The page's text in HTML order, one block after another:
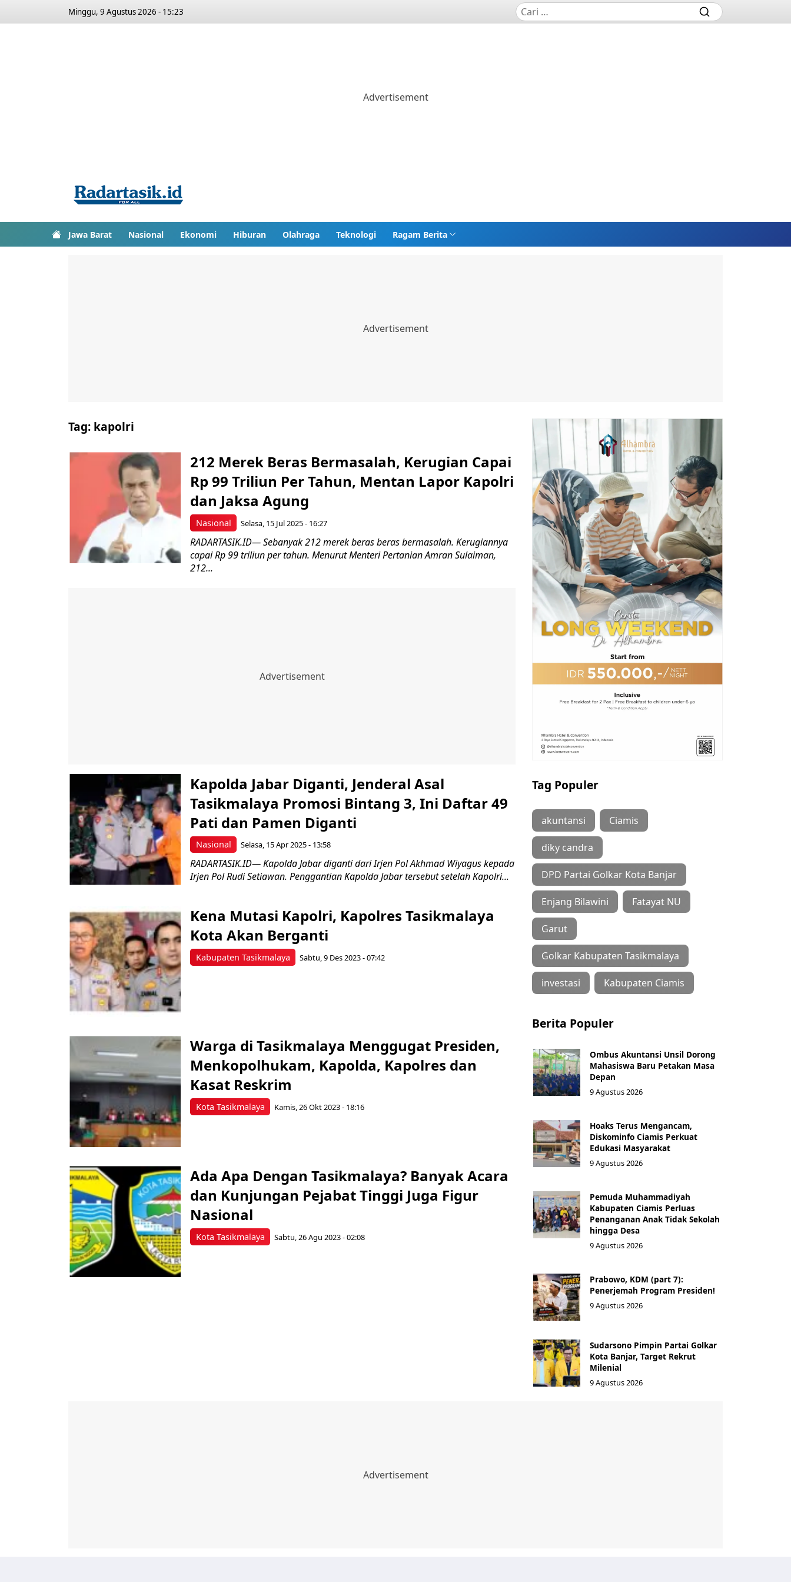
Minggu, 9 Agustus 2026 - 15:23
Jawa Barat Nasional Ekonomi Hiburan Olahraga Teknologi Ragam Berita
Tag: kapolri
Nasional
212 Merek Beras Bermasalah, Kerugian Capai
Rp 99 Triliun Per Tahun, Mentan Lapor Kapolri
dan Jaksa Agung
Selasa, 15 Jul 2025 - 16:27
RADARTASIK.ID— Sebanyak 212 merek beras beras bermasalah. Kerugiannya
capai Rp 99 triliun per tahun. Menurut Menteri Pertanian Amran Sulaiman,
212...
Nasional
Kapolda Jabar Diganti, Jenderal Asal
Tasikmalaya Promosi Bintang 3, Ini Daftar 49
Pati dan Pamen Diganti
Selasa, 15 Apr 2025 - 13:58
RADARTASIK.ID— Kapolda Jabar diganti dari Irjen Pol Akhmad Wiyagus kepada
Irjen Pol Rudi Setiawan. Penggantian Kapolda Jabar tersebut setelah Kapolri...
Kabupaten Tasikmalaya
Kena Mutasi Kapolri, Kapolres Tasikmalaya
Kota Akan Berganti
Sabtu, 9 Des 2023 - 07:42
Kota Tasikmalaya
Warga di Tasikmalaya Menggugat Presiden,
Menkopolhukam, Kapolda, Kapolres dan
Kasat Reskrim
Kamis, 26 Okt 2023 - 18:16
Kota Tasikmalaya
Ada Apa Dengan Tasikmalaya? Banyak Acara
dan Kunjungan Pejabat Tinggi Juga Figur
Nasional
Sabtu, 26 Agu 2023 - 02:08
Tag Populer
akuntansi Ciamis
diky candra
DPD Partai Golkar Kota Banjar
Enjang Bilawini Fatayat NU
Garut
Golkar Kabupaten Tasikmalaya
investasi Kabupaten Ciamis
Berita Populer
Ombus Akuntansi Unsil Dorong
Mahasiswa Baru Petakan Masa
Depan
9 Agustus 2026
Hoaks Terus Mengancam,
Diskominfo Ciamis Perkuat
Edukasi Masyarakat
9 Agustus 2026
Pemuda Muhammadiyah
Kabupaten Ciamis Perluas
Penanganan Anak Tidak Sekolah
hingga Desa
9 Agustus 2026
Prabowo, KDM (part 7):
Penerjemah Program Presiden!
9 Agustus 2026
Sudarsono Pimpin Partai Golkar
Kota Banjar, Target Rekrut
Milenial
9 Agustus 2026